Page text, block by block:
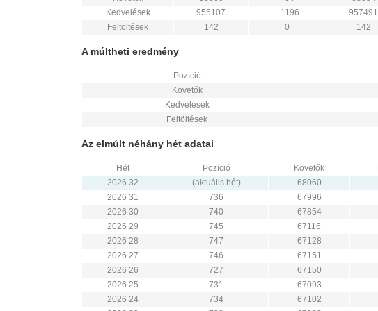
Kedvelések
955107 +1196 957491
Feltöltések
142 0 142
A múltheti eredmény
Pozíció
Követők
Kedvelések
Feltöltések
Az elmúlt néhány hét adatai
Hét Pozíció Követők
2026 32
(aktuális hét) 68060
2026 31
736 67996
2026 30
740 67854
2026 29
745 67116
2026 28
747 67128
2026 27
746 67151
2026 26
727 67150
2026 25
731 67093
2026 24
734 67102